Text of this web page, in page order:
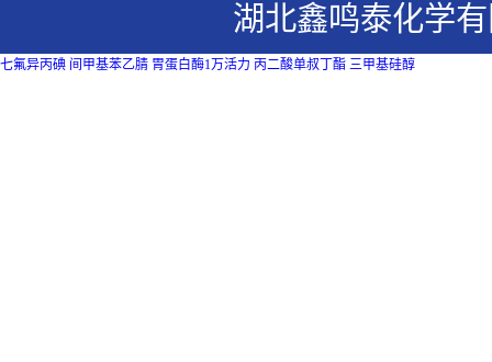
湖北鑫鸣泰化学
七氟异丙碘 间甲基苯乙腈 胃蛋白酶1万活力 丙二酸单叔丁酯 三甲基硅醇